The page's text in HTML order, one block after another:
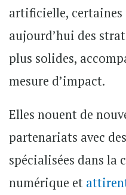
artificielle, certaines
aujourd’hui des
plus solides,
mesure d’impact.
Elles nouent de
partenariats avec
spécialisées dans la
numérique et